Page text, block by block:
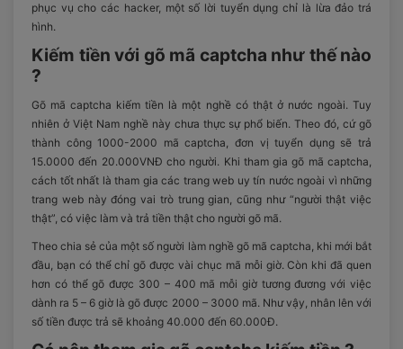
phục vụ cho các hacker, một số lời tuyển dụng chỉ là lừa đảo trá
hình.
Kiếm tiền với gõ mã captcha như thế nào
?
Gõ mã captcha kiếm tiền là một nghề có thật ở nước ngoài. Tuy
nhiên ở Việt Nam nghề này chưa thực sự phổ biến. Theo đó, cứ gõ
thành công 1000-2000 mã captcha, đơn vị tuyển dụng sẽ trả
15.0000 đến 20.000VNĐ cho người. Khi tham gia gõ mã captcha,
cách tốt nhất là tham gia các trang web uy tín nước ngoài vì những
trang web này đóng vai trò trung gian, cũng như “người thật việc
thật”, có việc làm và trả tiền thật cho người gõ mã.
Theo chia sẻ của một số người làm nghề gõ mã captcha, khi mới bắt
đầu, bạn có thể chỉ gõ được vài chục mã mỗi giờ. Còn khi đã quen
hơn có thể gõ được 300 – 400 mã mỗi giờ tương đương với việc
dành ra 5 – 6 giờ là gõ được 2000 – 3000 mã. Như vậy, nhân lên với
số tiền được trả sẽ khoảng 40.000 đến 60.000Đ.